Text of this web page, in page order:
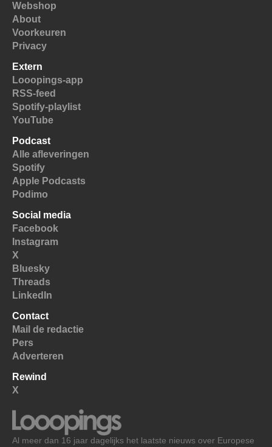
Webshop
About
Voorkeuren
Privacy
Extern
Looopings-app
RSS-feed
Spotify-playlist
YouTube
Podcast
Alle afleveringen
Spotify
Apple Podcasts
Podimo
Social media
Facebook
Instagram
X
Bluesky
Threads
LinkedIn
Contact
Mail de redactie
Pers
Adverteren
Rewind
X
Al meer dan 16 jaar dagelijks het laatste nieuws over Europese